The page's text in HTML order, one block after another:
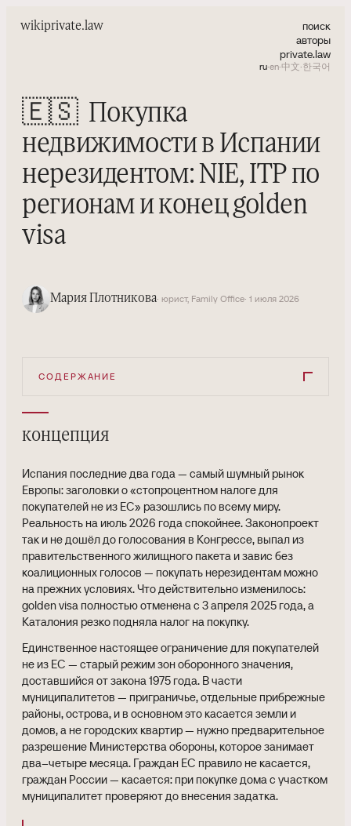
wikiprivate.law
поиск
авторы
private.law
ru·en·中文·한국어
🇪🇸 Покупка
недвижимости в Испании
нерезидентом: NIE, ITP по
регионам и конец golden
visa
Мария Плотникова· юрист, Family Office· 1 июля 2026
СОДЕРЖАНИЕ
концепция
Испания последние два года — самый шумный рынок
Европы: заголовки о «стопроцентном налоге для
покупателей не из ЕС» разошлись по всему миру.
Реальность на июль 2026 года спокойнее. Законопроект
так и не дошёл до голосования в Конгрессе, выпал из
правительственного жилищного пакета и завис без
коалиционных голосов — покупать нерезидентам можно
на прежних условиях. Что действительно изменилось:
golden visa полностью отменена с 3 апреля 2025 года, а
Каталония резко подняла налог на покупку.
Единственное настоящее ограничение для покупателей
не из ЕС — старый режим зон оборонного значения,
доставшийся от закона 1975 года. В части
муниципалитетов — приграничье, отдельные прибрежные
районы, острова, и в основном это касается земли и
домов, а не городских квартир — нужно предварительное
разрешение Министерства обороны, которое занимает
два–четыре месяца. Граждан ЕС правило не касается,
граждан России — касается: при покупке дома с участком
муниципалитет проверяют до внесения задатка.